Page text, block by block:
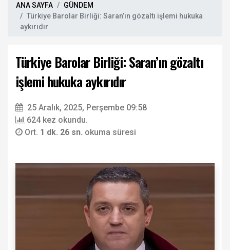
ANA SAYFA
GÜNDEM
Türkiye Barolar Birliği: Saran’ın gözaltı işlemi hukuka
aykırıdır
Türkiye Barolar Birliği: Saran’ın gözaltı
işlemi hukuka aykırıdır
25 Aralık, 2025, Perşembe 09:58
624 kez okundu.
Ort. 1 dk. 26 sn. okuma süresi